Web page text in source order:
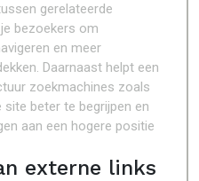
gerelateerde
bezoekers om
en meer
Daarnaast helpt een
zoekmachines zoals
beter te begrijpen en
aan een hogere positie
externe links